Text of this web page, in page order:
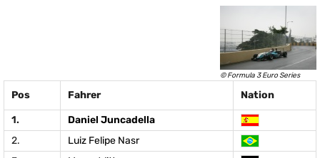
© Formula 3 Euro Series
Pos Fahrer Nation
1.
Daniel Juncadella
2.
Luiz Felipe Nasr